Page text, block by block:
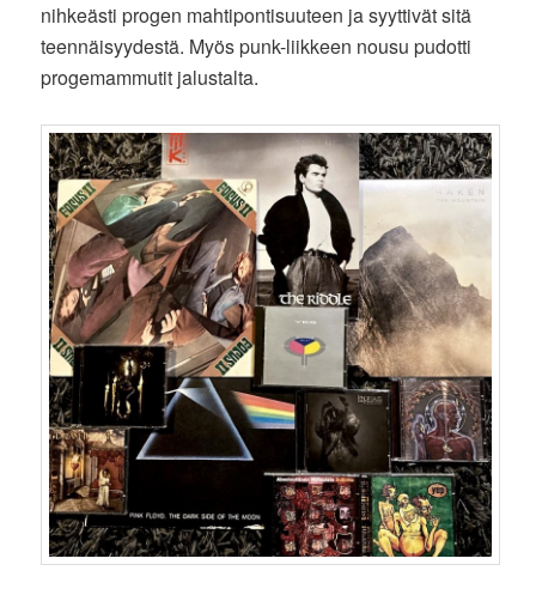
nihkeästi progen mahtipontisuuteen ja syyttivät sitä
teennäisyydestä. Myös punk-liikkeen nousu pudotti
progemammutit jalustalta.